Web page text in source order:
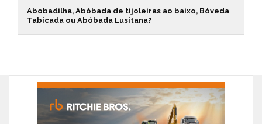
Abobadilha, Abóbada de tijoleiras ao baixo, Bóveda
Tabicada ou Abóbada Lusitana?